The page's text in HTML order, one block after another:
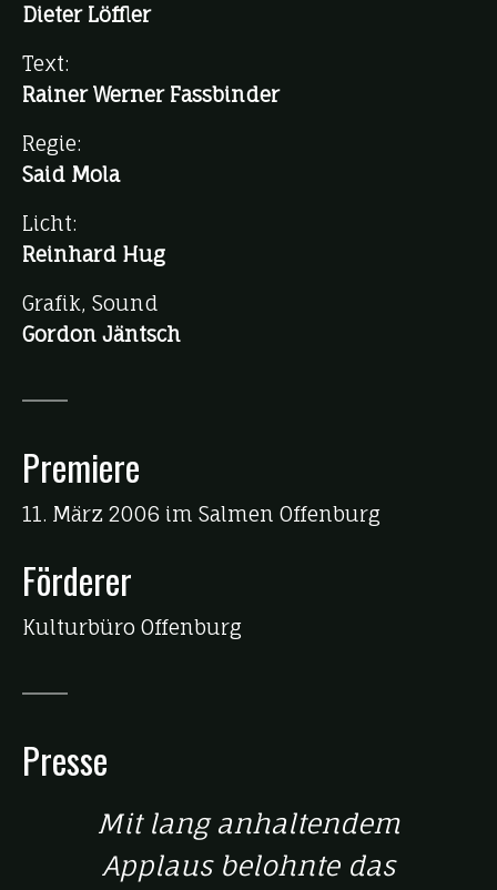
Dieter Löffler
Text:
Rainer Werner Fassbinder
Regie:
Said Mola
Licht:
Reinhard Hug
Grafik, Sound
Gordon Jäntsch
Premiere
11. März 2006 im Salmen Offenburg
Förderer
Kulturbüro Offenburg
Presse
Mit lang anhaltendem
Applaus belohnte das